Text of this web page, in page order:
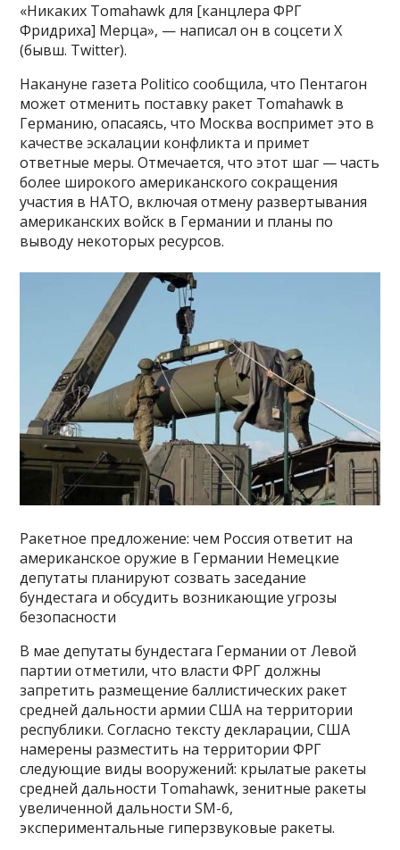
«Никаких Tomahawk для [канцлера ФРГ
Фридриха] Мерца», — написал он в соцсети X
(бывш. Twitter).
Накануне газета Politico сообщила, что Пентагон
может отменить поставку ракет Tomahawk в
Германию, опасаясь, что Москва воспримет это в
качестве эскалации конфликта и примет
ответные меры. Отмечается, что этот шаг — часть
более широкого американского сокращения
участия в НАТО, включая отмену развертывания
американских войск в Германии и планы по
выводу некоторых ресурсов.
Ракетное предложение: чем Россия ответит на
американское оружие в Германии Немецкие
депутаты планируют созвать заседание
бундестага и обсудить возникающие угрозы
безопасности
В мае депутаты бундестага Германии от Левой
партии отметили, что власти ФРГ должны
запретить размещение баллистических ракет
средней дальности армии США на территории
республики. Согласно тексту декларации, США
намерены разместить на территории ФРГ
следующие виды вооружений: крылатые ракеты
средней дальности Tomahawk, зенитные ракеты
увеличенной дальности SM-6,
экспериментальные гиперзвуковые ракеты.